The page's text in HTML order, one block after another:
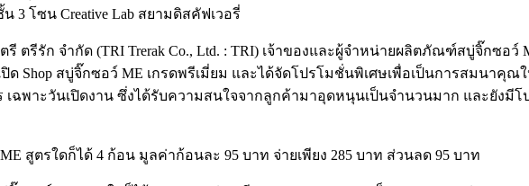
โซน Creative Lab สยามดิสคัฟเวอรี่
ตรีรัก จำกัด (TRI Trerak Co., Ltd. : TRI) เจ้าของและผู้จำหน่ายผลิตภัณฑ์สบู่จิ๊กซอว์
เปิด Shop สบู่จิ๊กซอว์ ME เกรดพรีเมี่ยม และได้จัดโปรโมชั่นพิเศษเพื่อเป็นการสมนา
ฉพาะวันเปิดงาน ซึ่งได้รับความสนใจจากลูกค้ามาอุดหนุนเป็นจำนวนมาก และยังมีโ
สูตรใดก็ได้ 4 ก้อน มูลค่าก้อนละ 95 บาท จ่ายเพียง 285 บาท ส่วนลด 95 บาท